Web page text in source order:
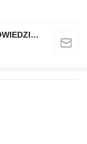
QINDITO SPÓŁKA Z OGRANICZONĄ ODPOWIEDZIALNOŚCIĄ